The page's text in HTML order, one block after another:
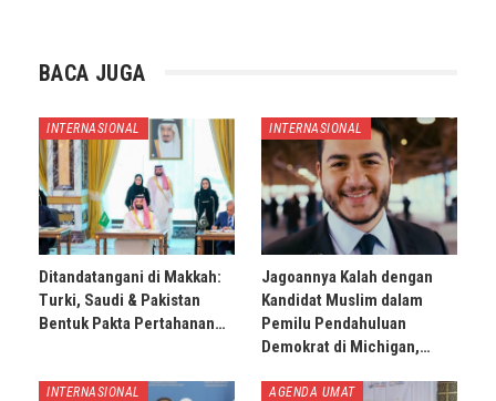
BACA JUGA
INTERNASIONAL
Ditandatangani di Makkah:
Turki, Saudi & Pakistan
Bentuk Pakta Pertahanan…
INTERNASIONAL
Jagoannya Kalah dengan
Kandidat Muslim dalam
Pemilu Pendahuluan
Demokrat di Michigan,…
INTERNASIONAL AGENDA UMAT